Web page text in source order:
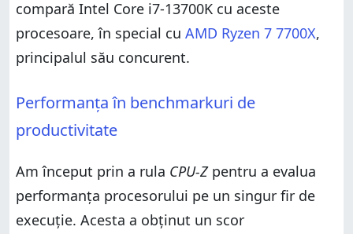
compară Intel Core i7-13700K cu aceste
procesoare, în special cu AMD Ryzen 7 7700X,
principalul său concurent.
Performanța în benchmarkuri de
productivitate
Am început prin a rula CPU-Zpentru a evalua
performanța procesorului pe un singur fir de
execuție. Acesta a obținut un scor